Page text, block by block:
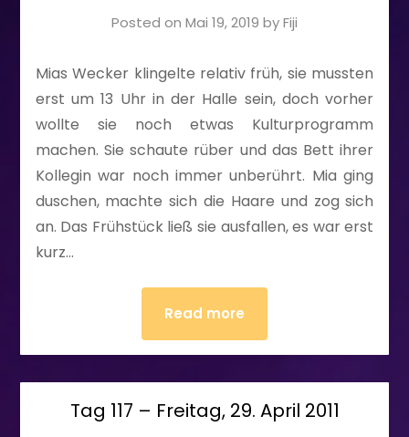
Posted on Mai 19, 2019 byFiji
Mias Wecker klingelte relativ früh, sie mussten
erst um 13 Uhr in der Halle sein, doch vorher
wollte sie noch etwas Kulturprogramm
machen. Sie schaute rüber und das Bett ihrer
Kollegin war noch immer unberührt. Mia ging
duschen, machte sich die Haare und zog sich
an. Das Frühstück ließ sie ausfallen, es war erst
kurz…
Read more
Tag 117 – Freitag, 29. April 2011